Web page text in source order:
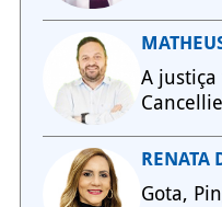
A
RENATA
Gota,